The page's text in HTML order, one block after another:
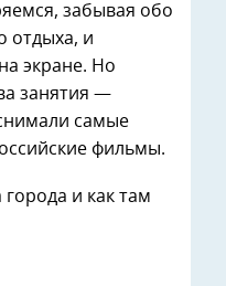
забывая обо
отдыха, и
экране. Но
занятия —
самые
фильмы.
города и как там